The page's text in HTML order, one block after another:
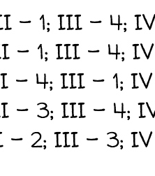
- 1; III - 4;
1; III - 4;
4; III - 1;
3; III - 4;
2; III - 3;